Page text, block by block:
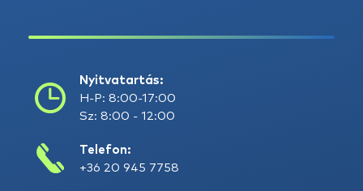
Nyitvatartás:
H-P: 8:00-17:00
Sz: 8:00 - 12:00
Telefon:
+36 20 945 7758